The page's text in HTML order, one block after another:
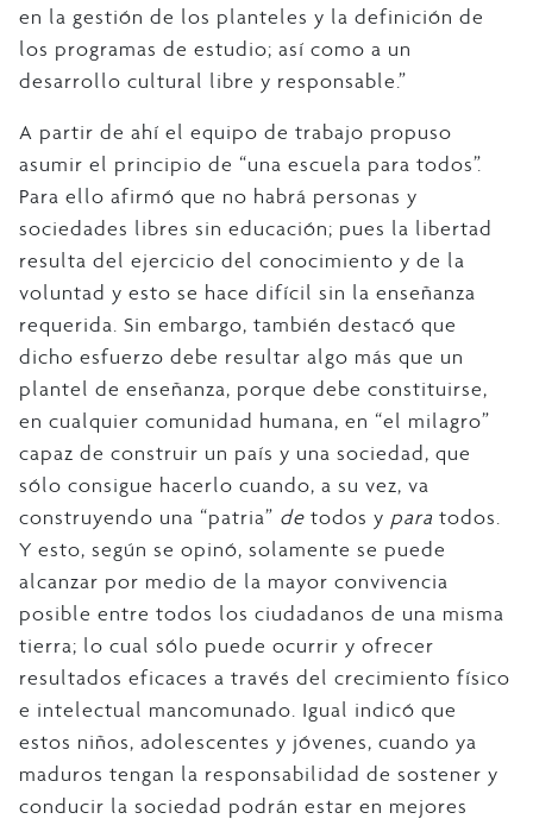
en la gestión de los planteles y la definición de
los programas de estudio; así como a un
desarrollo cultural libre y responsable.”
A partir de ahí el equipo de trabajo propuso
asumir el principio de “una escuela para todos”.
Para ello afirmó que no habrá personas y
sociedades libres sin educación; pues la libertad
resulta del ejercicio del conocimiento y de la
voluntad y esto se hace difícil sin la enseñanza
requerida. Sin embargo, también destacó que
dicho esfuerzo debe resultar algo más que un
plantel de enseñanza, porque debe constituirse,
en cualquier comunidad humana, en “el milagro”
capaz de construir un país y una sociedad, que
sólo consigue hacerlo cuando, a su vez, va
construyendo una “patria” de todos y para todos.
Y esto, según se opinó, solamente se puede
alcanzar por medio de la mayor convivencia
posible entre todos los ciudadanos de una misma
tierra; lo cual sólo puede ocurrir y ofrecer
resultados eficaces a través del crecimiento físico
e intelectual mancomunado. Igual indicó que
estos niños, adolescentes y jóvenes, cuando ya
maduros tengan la responsabilidad de sostener y
conducir la sociedad podrán estar en mejores